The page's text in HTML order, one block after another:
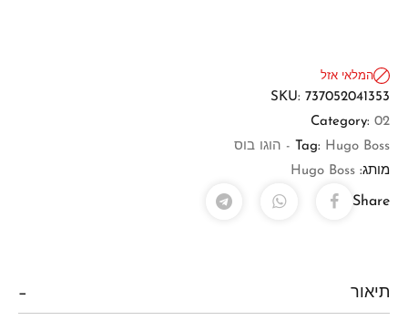
המלאי אזל
SKU: 737052041353
Category: 02
Tag: Hugo Boss - הוגו בוס
מותג: Hugo Boss
Share
תיאור